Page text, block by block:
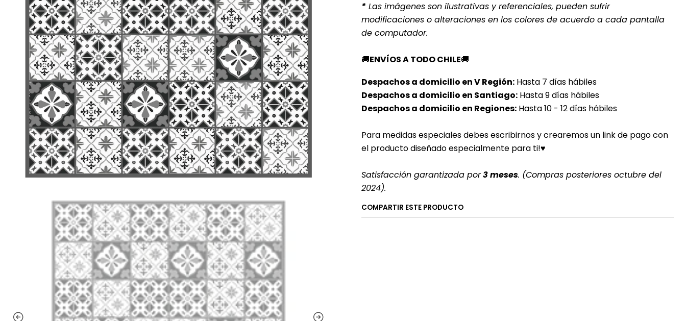
* Las imágenes son ilustrativas y referenciales, pueden sufrir
modificaciones o alteraciones en los colores de acuerdo a cada pantalla
de computador.
🚚ENVÍOS A TODO CHILE🚚
Despachos a domicilio en V Región: Hasta 7 días hábiles
Despachos a domicilio en Santiago: Hasta 9 días hábiles
Despachos a domicilio en Regiones: Hasta 10 - 12 días hábiles
Para medidas especiales debes escribirnos y crearemos un link de pago con
el producto diseñado especialmente para ti!♥
Satisfacción garantizada por3 meses. (Compras posteriores octubre del
2024).
COMPARTIR ESTE PRODUCTO